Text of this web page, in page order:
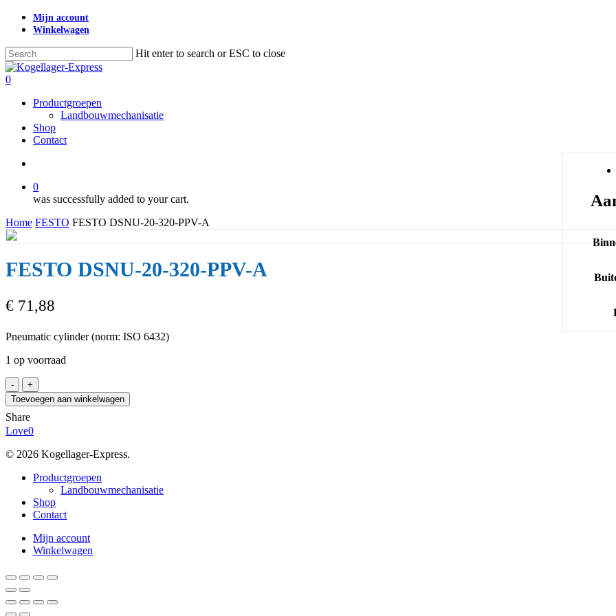
Skip
content
Mijn account
Winkelwagen
Hit enter to search or ESC to close
Close
Search
search
0
Productgroepen
Landbouwmechanisatie
Shop
Contact
0
was successfully added to your cart.
Home FESTO FESTO DSNU-20-320-PPV-A
FESTO DSNU-20-320-PPV-A
€ 71,88
Pneumatic cylinder (norm: ISO 6432)
1 op voorraad
FESTO
DSNU-
20-
320-
PPV-
aantal
Toevoegen aan winkelwagen
Share
Love0
© 2026 Kogellager-Express.
Close
Productgroepen
Landbouwmechanisatie
Shop
Contact
Mijn account
Winkelwagen